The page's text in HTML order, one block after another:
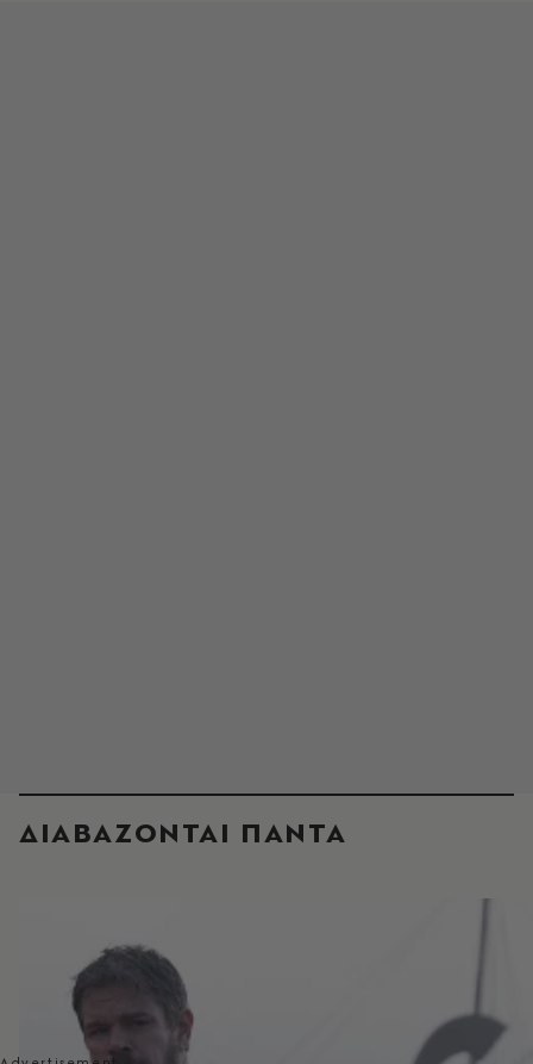
ΔΙΑΒΑΖΟΝΤΑΙ ΠΑΝΤΑ